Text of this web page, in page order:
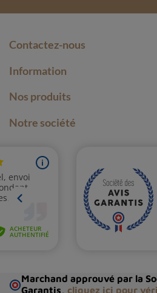
Contactez-nous
Information
Nos produits
Notre société
Marchand approuvé par la
Garantis, cliquez ici pour